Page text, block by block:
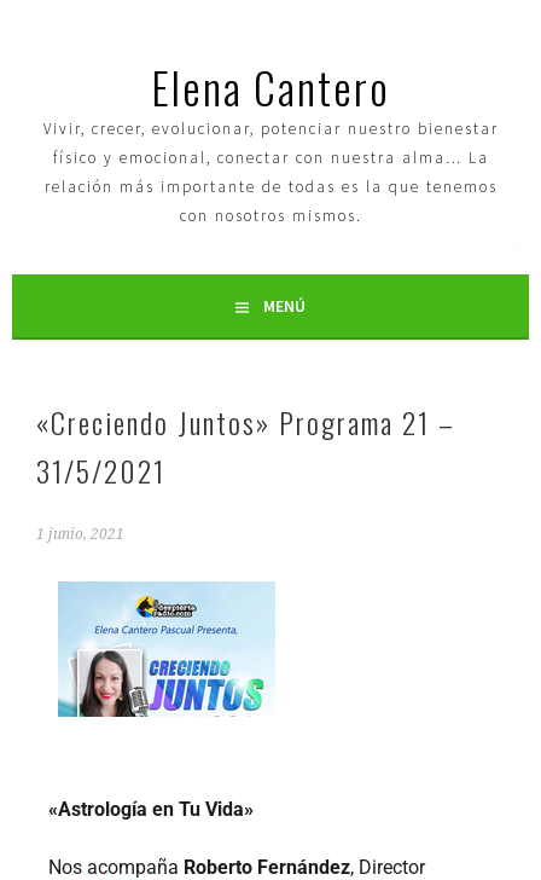
Elena Cantero
Vivir, crecer, evolucionar, potenciar nuestro bienestar
físico y emocional, conectar con nuestra alma… La
relación más importante de todas es la que tenemos
con nosotros mismos.
MENÚ
«Creciendo Juntos» Programa 21 –
31/5/2021
1 junio, 2021
«Astrología en Tu Vida»
Nos acompaña Roberto Fernández, Director